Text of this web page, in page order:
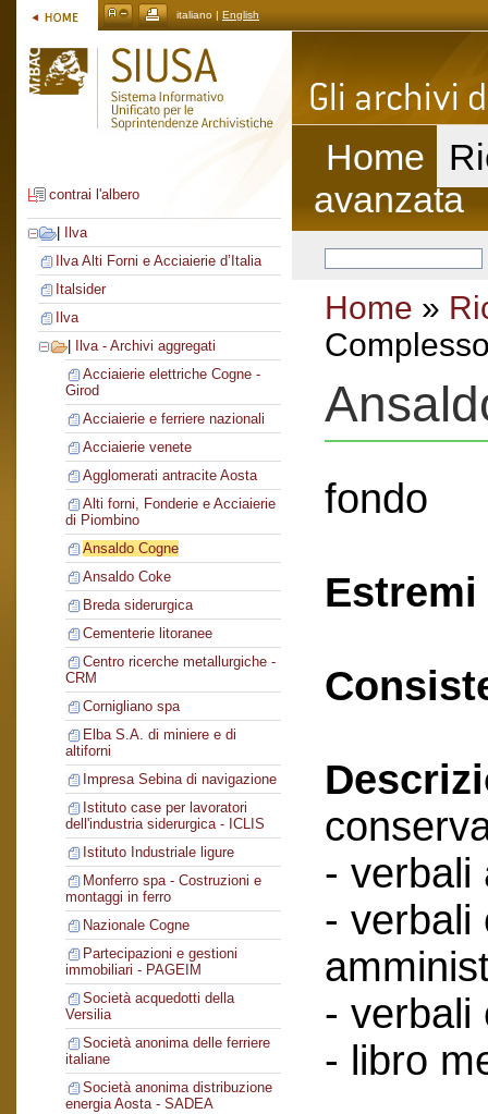
italiano | English
contrai l'albero
Ilva
Ilva Alti Forni e Acciaierie d’Italia
Italsider
Ilva
Ilva - Archivi aggregati
Acciaierie elettriche Cogne -
Girod
Acciaierie e ferriere nazionali
Acciaierie venete
Agglomerati antracite Aosta
Alti forni, Fonderie e Acciaierie
di Piombino
Ansaldo Cogne
Ansaldo Coke
Breda siderurgica
Cementerie litoranee
Centro ricerche metallurgiche -
CRM
Cornigliano spa
Elba S.A. di miniere e di
altiforni
Impresa Sebina di navigazione
Istituto case per lavoratori
dell'industria siderurgica - ICLIS
Istituto Industriale ligure
Monferro spa - Costruzioni e
montaggi in ferro
Nazionale Cogne
Partecipazioni e gestioni
immobiliari - PAGEIM
Società acquedotti della
Versilia
Società anonima delle ferriere
italiane
Società anonima distribuzione
energia Aosta - SADEA
Home
avanzata
Home »
fondo
- verbali
- verbali
- verbali
- libro